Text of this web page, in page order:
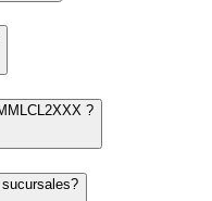
?